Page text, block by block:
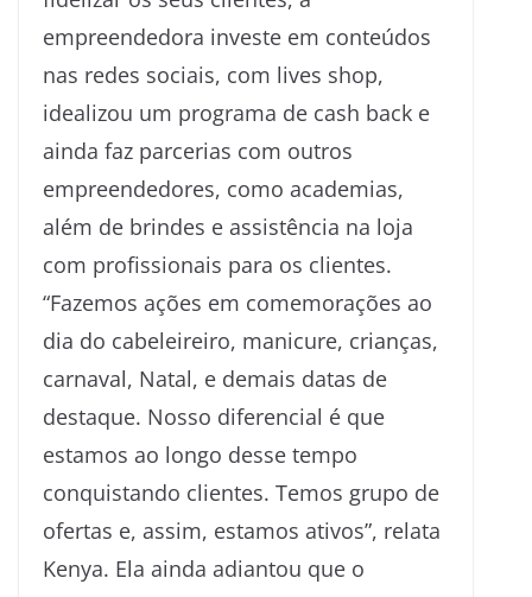
empreendedora investe em conteúdos
nas redes sociais, com lives shop,
idealizou um programa de cash back e
ainda faz parcerias com outros
empreendedores, como academias,
além de brindes e assistência na loja
com profissionais para os clientes.
“Fazemos ações em comemorações ao
dia do cabeleireiro, manicure, crianças,
carnaval, Natal, e demais datas de
destaque. Nosso diferencial é que
estamos ao longo desse tempo
conquistando clientes. Temos grupo de
ofertas e, assim, estamos ativos”, relata
Kenya. Ela ainda adiantou que o